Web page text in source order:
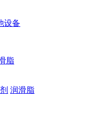
设备
脂
润滑脂